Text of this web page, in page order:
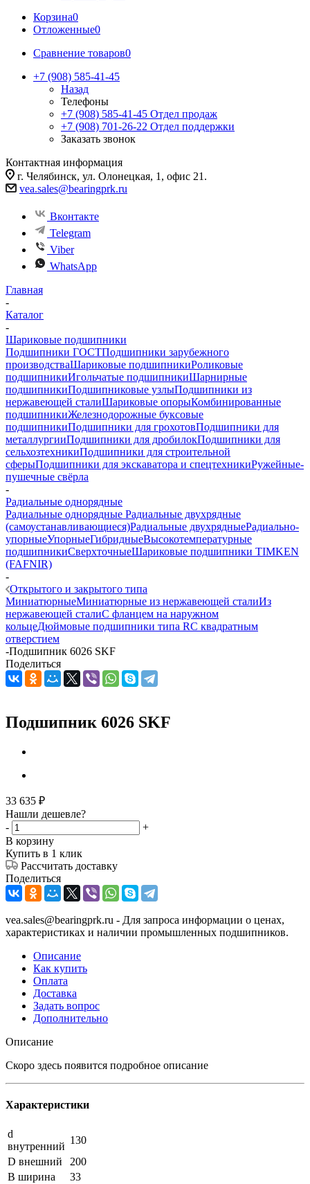
Корзина0
Отложенные0
Сравнение товаров0
+7 (908) 585-41-45
Назад
Телефоны
+7 (908) 585-41-45 Отдел продаж
+7 (908) 701-26-22 Отдел поддержки
Заказать звонок
Контактная информация
г. Челябинск, ул. Олонецкая, 1, офис 21.
vea.sales@bearingprk.ru
Вконтакте
Telegram
Viber
WhatsApp
Главная
-
Каталог
-
Шариковые подшипники
Подшипники ГОСТПодшипники зарубежного
производстваШариковые подшипникиРоликовые
подшипникиИгольчатые подшипникиШарнирные
подшипникиПодшипниковые узлыПодшипники из
нержавеющей сталиШариковые опорыКомбинированные
подшипникиЖелезнодорожные буксовые
подшипникиПодшипники для грохотовПодшипники для
металлургииПодшипники для дробилокПодшипники для
сельхозтехникиПодшипники для строительной
сферыПодшипники для экскаватора и спецтехникиРужейные-
пушечные свёрла
-
Радиальные однорядные
Радиальные однорядные Радиальные двухрядные
(самоустанавливающиеся)Радиальные двухрядныеРадиально-
упорныеУпорныеГибридныеВысокотемпературные
подшипникиСверхточныеШариковые подшипники TIMKEN
(FAFNIR)
-
Открытого и закрытого типа
МиниатюрныеМиниатюрные из нержавеющей сталиИз
нержавеющей сталиС фланцем на наружном
кольцеДюймовые подшипники типа RС квадратным
отверстием
-Подшипник 6026 SKF
Поделиться
Подшипник 6026 SKF
33 635 ₽
Нашли дешевле?
-
+
В корзину
Купить в 1 клик
Рассчитать доставку
Поделиться
vea.sales@bearingprk.ru - Для запроса информации о ценах,
характеристиках и наличии промышленных подшипников.
Описание
Как купить
Оплата
Доставка
Задать вопрос
Дополнительно
Описание
Скоро здесь появится подробное описание
Характеристики
d
внутренний
130
D внешний
200
B ширина
33